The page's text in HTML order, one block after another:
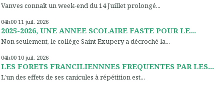
Vanves connaît un week-end du 14 Juillet prolongé...
04h00 11 juil. 2026
2025-2026, UNE ANNEE SCOLAIRE FASTE POUR LE...
Non seulement, le collège Saint Exupery a décroché la...
04h00 10 juil. 2026
LES FORETS FRANCILIENNNES FREQUENTES PAR LES...
L’un des effets de ses canicules à répétition est...